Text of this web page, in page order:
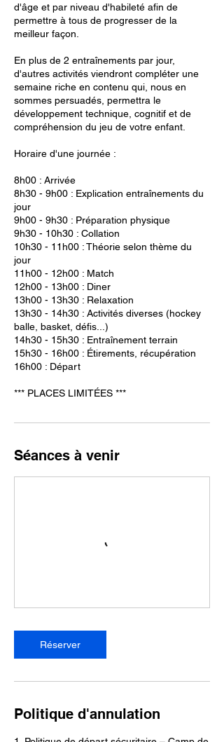
d'âge et par niveau d'habileté afin de
permettre à tous de progresser de la
meilleur façon.
En plus de 2 entraînements par jour,
d'autres activités viendront compléter une
semaine riche en contenu qui, nous en
sommes persuadés, permettra le
développement technique, cognitif et de
compréhension du jeu de votre enfant.
Horaire d'une journée :
8h00 : Arrivée
8h30 - 9h00 : Explication entraînements du
jour
9h00 - 9h30 : Préparation physique
9h30 - 10h30 : Collation
10h30 - 11h00 : Théorie selon thème du
jour
11h00 - 12h00 : Match
12h00 - 13h00 : Diner
13h00 - 13h30 : Relaxation
13h30 - 14h30 : Activités diverses (hockey
balle, basket, défis...)
14h30 - 15h30 : Entraînement terrain
15h30 - 16h00 : Étirements, récupération
16h00 : Départ
*** PLACES LIMITÉES ***
Séances à venir
Réserver
Politique d'annulation